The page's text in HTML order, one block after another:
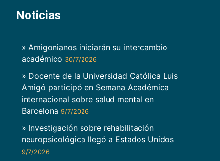
Noticias
» Amigonianos iniciarán su intercambio
académico 30/7/2026
» Docente de la Universidad Católica Luis
Amigó participó en Semana Académica
internacional sobre salud mental en
Barcelona 9/7/2026
» Investigación sobre rehabilitación
neuropsicológica llegó a Estados Unidos
9/7/2026